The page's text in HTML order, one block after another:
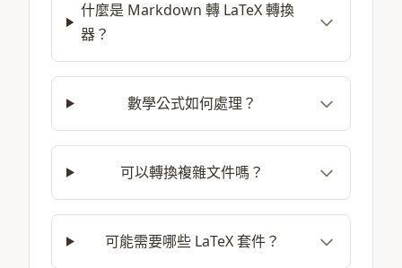
什麼是 Markdown 轉 LaTeX 轉換
器？
數學公式如何處理？
可以轉換複雜文件嗎？
可能需要哪些 LaTeX 套件？